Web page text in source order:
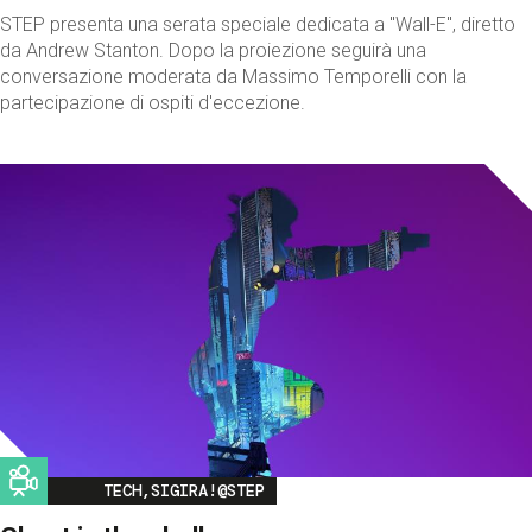
STEP presenta una serata speciale dedicata a "Wall-E", diretto
da Andrew Stanton. Dopo la proiezione seguirà una
conversazione moderata da Massimo Temporelli con la
partecipazione di ospiti d'eccezione.
Image
TECH,SIGIRA!@STEP